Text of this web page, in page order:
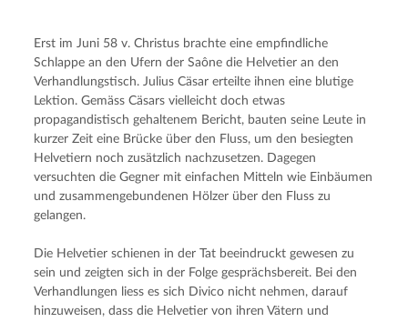
Erst im Juni 58 v. Christus brachte eine empfindliche
Schlappe an den Ufern der Saône die Helvetier an den
Verhandlungstisch. Julius Cäsar erteilte ihnen eine blutige
Lektion. Gemäss Cäsars vielleicht doch etwas
propagandistisch gehaltenem Bericht, bauten seine Leute in
kurzer Zeit eine Brücke über den Fluss, um den besiegten
Helvetiern noch zusätzlich nachzusetzen. Dagegen
versuchten die Gegner mit einfachen Mitteln wie Einbäumen
und zusammengebundenen Hölzer über den Fluss zu
gelangen.
Die Helvetier schienen in der Tat beeindruckt gewesen zu
sein und zeigten sich in der Folge gesprächsbereit. Bei den
Verhandlungen liess es sich Divico nicht nehmen, darauf
hinzuweisen, dass die Helvetier von ihren Vätern und